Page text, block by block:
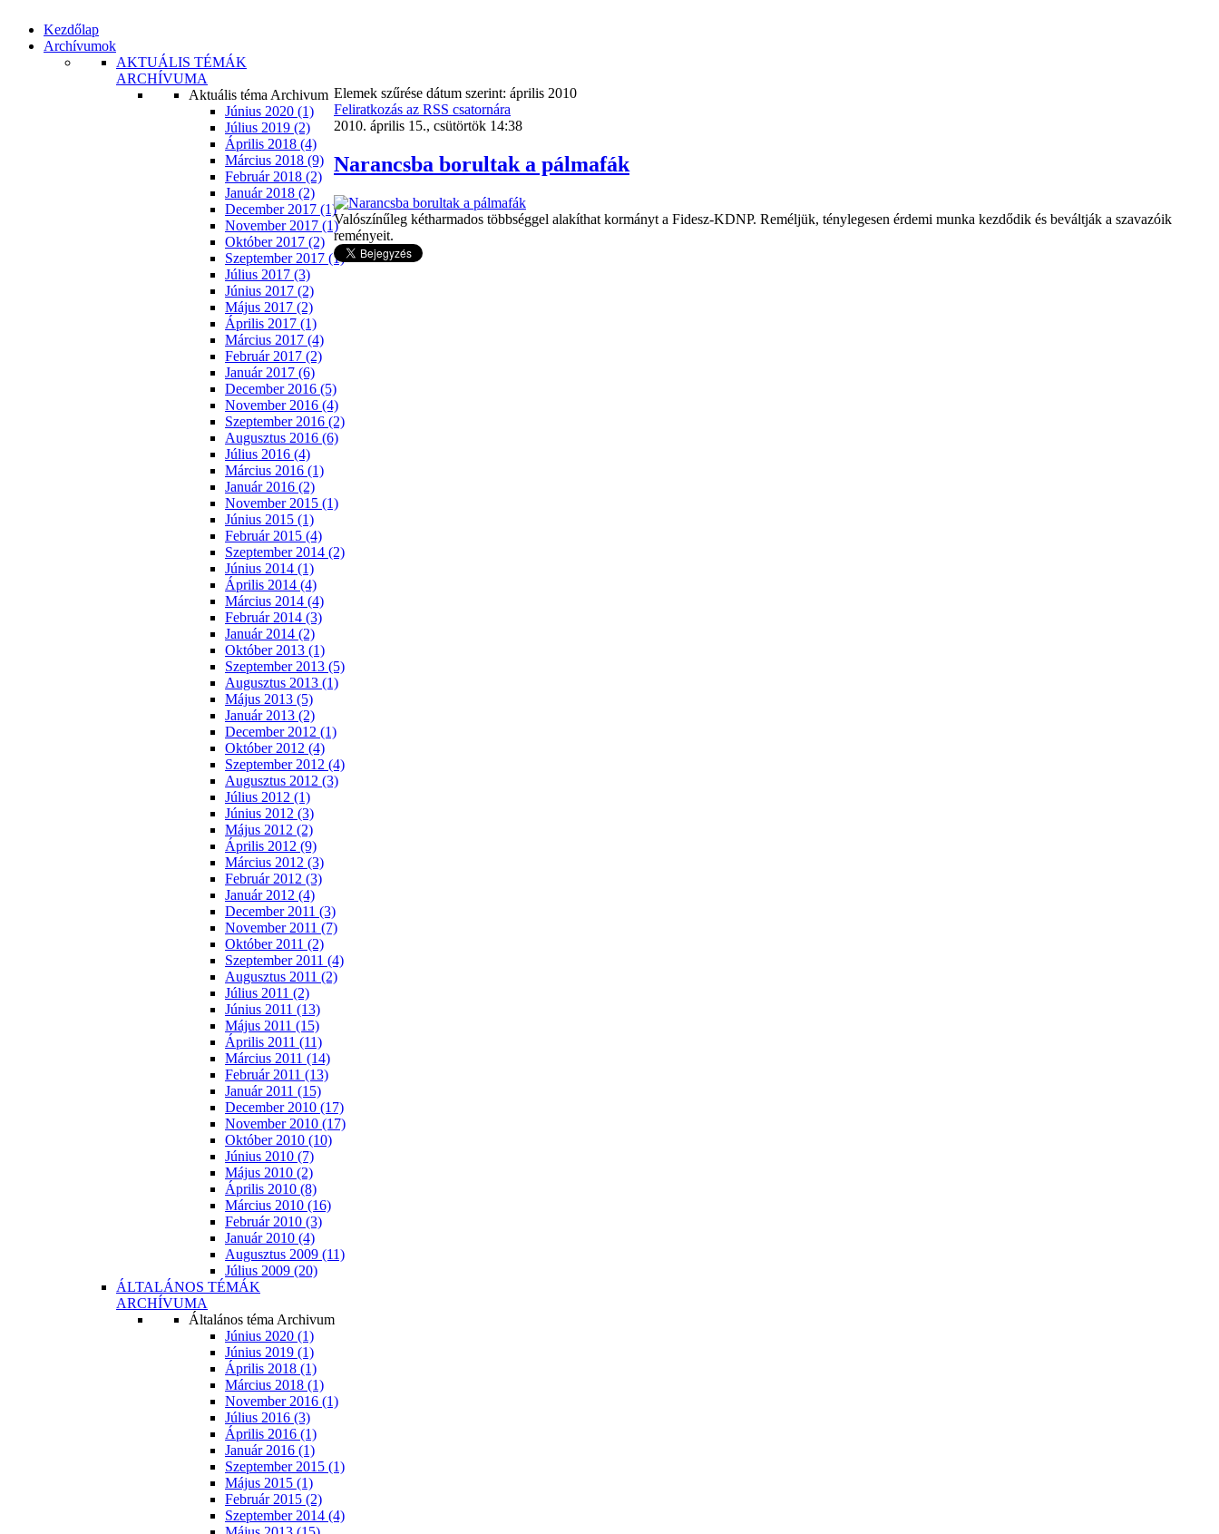
Kezdőlap
Archívumok
AKTUÁLIS TÉMÁK
ARCHÍVUMA
Aktuális téma Archivum
Június 2020 (1)
Július 2019 (2)
Április 2018 (4)
Március 2018 (9)
Február 2018 (2)
Január 2018 (2)
December 2017 (1)
November 2017 (1)
Október 2017 (2)
Szeptember 2017 (1)
Július 2017 (3)
Június 2017 (2)
Május 2017 (2)
Április 2017 (1)
Március 2017 (4)
Február 2017 (2)
Január 2017 (6)
December 2016 (5)
November 2016 (4)
Szeptember 2016 (2)
Augusztus 2016 (6)
Július 2016 (4)
Március 2016 (1)
Január 2016 (2)
November 2015 (1)
Június 2015 (1)
Február 2015 (4)
Szeptember 2014 (2)
Június 2014 (1)
Április 2014 (4)
Március 2014 (4)
Február 2014 (3)
Január 2014 (2)
Október 2013 (1)
Szeptember 2013 (5)
Augusztus 2013 (1)
Május 2013 (5)
Január 2013 (2)
December 2012 (1)
Október 2012 (4)
Szeptember 2012 (4)
Augusztus 2012 (3)
Július 2012 (1)
Június 2012 (3)
Május 2012 (2)
Április 2012 (9)
Március 2012 (3)
Február 2012 (3)
Január 2012 (4)
December 2011 (3)
November 2011 (7)
Október 2011 (2)
Szeptember 2011 (4)
Augusztus 2011 (2)
Július 2011 (2)
Június 2011 (13)
Május 2011 (15)
Április 2011 (11)
Március 2011 (14)
Február 2011 (13)
Január 2011 (15)
December 2010 (17)
November 2010 (17)
Október 2010 (10)
Június 2010 (7)
Május 2010 (2)
Április 2010 (8)
Március 2010 (16)
Február 2010 (3)
Január 2010 (4)
Augusztus 2009 (11)
Július 2009 (20)
ÁLTALÁNOS TÉMÁK
ARCHÍVUMA
Általános téma Archivum
Június 2020 (1)
Június 2019 (1)
Április 2018 (1)
Március 2018 (1)
November 2016 (1)
Július 2016 (3)
Április 2016 (1)
Január 2016 (1)
Szeptember 2015 (1)
Május 2015 (1)
Február 2015 (2)
Szeptember 2014 (4)
Elemek szűrése dátum szerint: április 2010
Feliratkozás az RSS csatornára
2010. április 15., csütörtök 14:38
Narancsba borultak a pálmafák
Valószínűleg kétharmados többséggel alakíthat kormányt a Fidesz-KDNP. Reméljük, ténylegesen érdemi munka kezdődik és beváltják a szavazóik
reményeit.